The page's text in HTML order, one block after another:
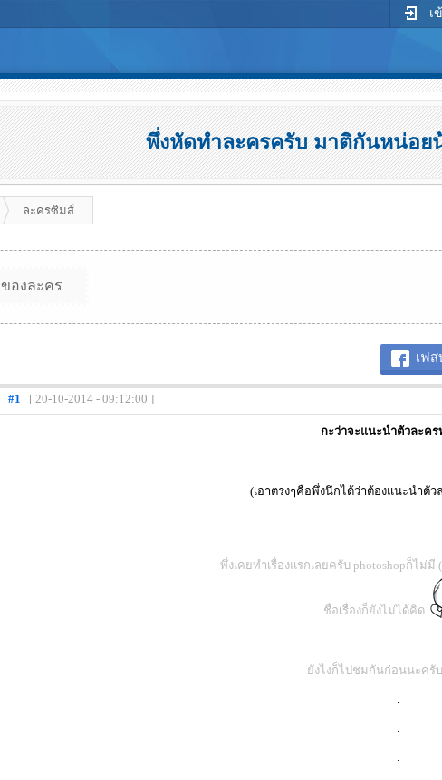
เ
พึ่งหัดทำละครครับ มาติกันหน่อย
ละครซิมส์
องละคร
เฟ
#1 [ 20-10-2014 - 09:12:00 ]
กะว่าจะแนะนำตัวละค
(เอาตรงๆคือพึ่งนึกได้ว่าต้องแนะนำตั
พึ่งเคยทำเรื่องแรกเลยครับ photoshopก็ไม่มี
ชื่อเรื่องก็ยังไม่ได้คิด
ยังไงก็ไปชมกันก่อนนะครับ
.
.
.